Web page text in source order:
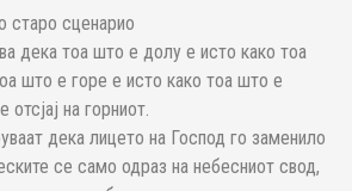
старо сценарио
дека тоа што е долу е исто како тоа
што е горе е исто како тоа што е
на горниот.
дека лицето на Господ го заменило
се само одраз на небесниот свод,